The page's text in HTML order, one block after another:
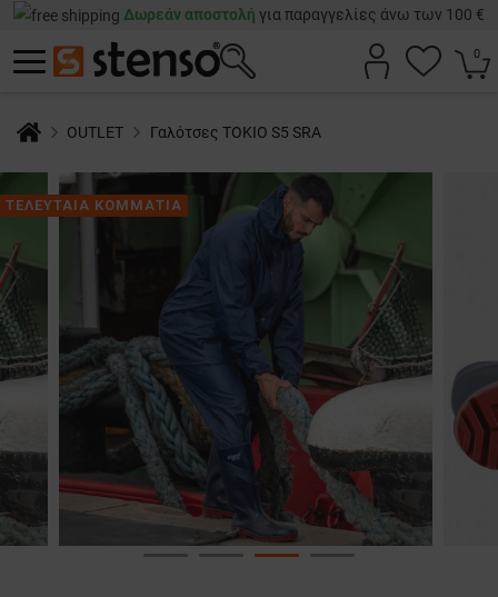
Δωρεάν αποστολή για παραγγελίες άνω των 100 €
0
OUTLET Γαλότσες TOKIO S5 SRA
ΤΕΛΕΥΤΑΙΑ ΚΟΜΜΑΤΙΑ